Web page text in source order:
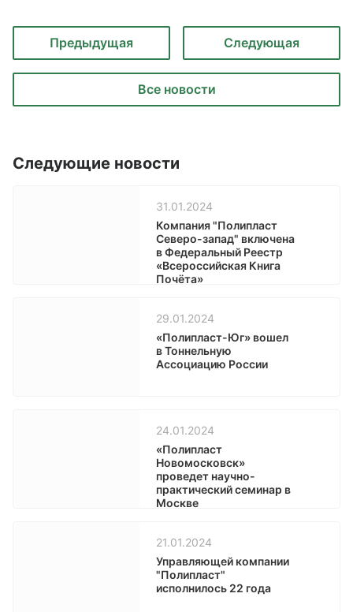
Предыдущая Следующая
Все новости
Следующие новости
31.01.2024
Компания "Полипласт
Северо-запад" включена
в Федеральный Реестр
«Всероссийская Книга
Почёта»
29.01.2024
«Полипласт-Юг» вошел
в Тоннельную
Ассоциацию России
24.01.2024
«Полипласт
Новомосковск»
проведет научно-
практический семинар в
Москве
21.01.2024
Управляющей компании
"Полипласт"
исполнилось 22 года